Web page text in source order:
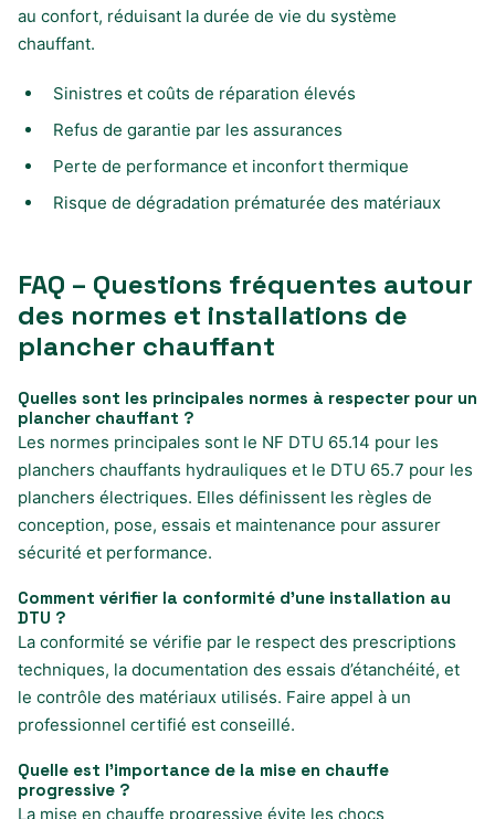
au confort, réduisant la durée de vie du système
chauffant.
Sinistres et coûts de réparation élevés
Refus de garantie par les assurances
Perte de performance et inconfort thermique
Risque de dégradation prématurée des matériaux
FAQ – Questions fréquentes autour
des normes et installations de
plancher chauffant
Quelles sont les principales normes à respecter pour un
plancher chauffant ?
Les normes principales sont le NF DTU 65.14 pour les
planchers chauffants hydrauliques et le DTU 65.7 pour les
planchers électriques. Elles définissent les règles de
conception, pose, essais et maintenance pour assurer
sécurité et performance.
Comment vérifier la conformité d’une installation au
DTU ?
La conformité se vérifie par le respect des prescriptions
techniques, la documentation des essais d’étanchéité, et
le contrôle des matériaux utilisés. Faire appel à un
professionnel certifié est conseillé.
Quelle est l’importance de la mise en chauffe
progressive ?
La mise en chauffe progressive évite les chocs